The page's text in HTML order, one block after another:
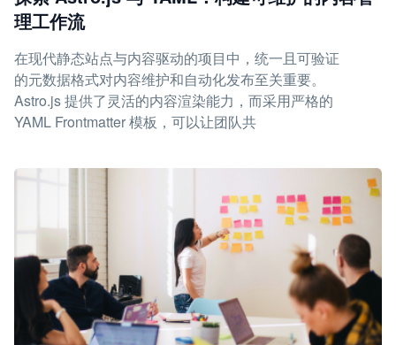
理工作流
在现代静态站点与内容驱动的项目中，统一且可验证
的元数据格式对内容维护和自动化发布至关重要。
Astro.js 提供了灵活的内容渲染能力，而采用严格的
YAML Frontmatter 模板，可以让团队共